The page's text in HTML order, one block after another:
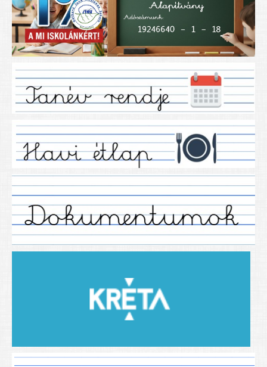
Igazgatói köszöntő
Iskolánkról
Tanáraink
Tanéveink
Régebbi tanéveink
2021/2022 tanév
2013/2014. tanév
2014/2015. tanév
2015/2016. tanév
2016/2017 tanév
2018/2019 tanév
2019/2020-as tanév